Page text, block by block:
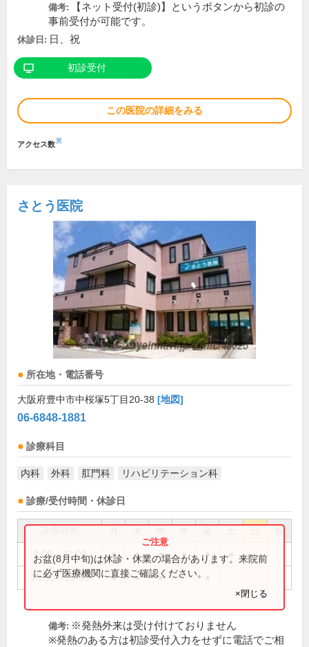
備考:
【ネット受付(初診)】というボタンから初診の
事前受付が可能です。
休診日: 日、祝
初診受付
この医院の詳細をみる
アクセス数※
さとう医院
所在地・電話番号
大阪府豊中市中桜塚5丁目20-38 [地図]
06-6848-1881
診療科目
内科 外科 肛門科 リハビリテーション科
診療/受付時間・休診日
祝
9:00～12:00 ● ● ● ● ●
16:30～19:30 ● ● ●
お盆(8月中旬)は休診・休業の場合があります。来院前
に必ず医療機関に直接ご確認ください。
×閉じる
備考: ※発熱外来は受け付けておりません
※発熱のある方は初診受付入力をせずに電話でご相